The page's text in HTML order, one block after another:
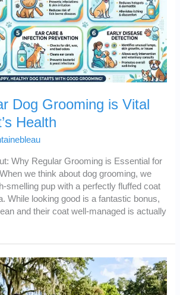
Dog Grooming is Vital
Health
Why Regular Grooming is Essential for
we think about dog grooming, we
smelling pup with a perfectly fluffed coat
While looking good is a fantastic bonus,
and their coat well-managed is actually